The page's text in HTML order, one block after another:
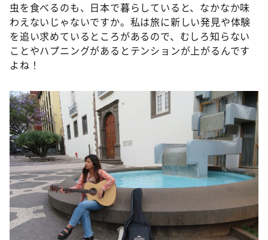
虫を食べるのも、日本で暮らしていると、なかなか味
わえないじゃないですか。私は旅に新しい発見や体験
を追い求めているところがあるので、むしろ知らない
ことやハプニングがあるとテンションが上がるんです
よね！